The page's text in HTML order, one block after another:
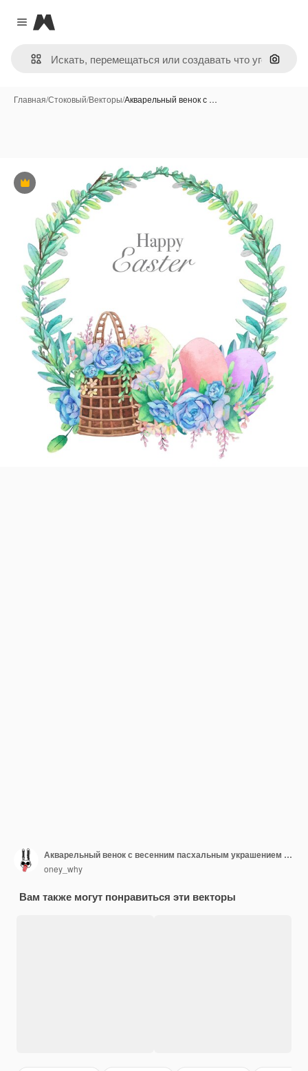
Close menu
Magnific
Поиск
Главная/Стоковый/Векторы/Акварельный венок с …
Премиум
Акварельный венок с весенним пасхальным украшением Векторная иллюстрация
oney_why
Вам также могут понравиться эти векторы